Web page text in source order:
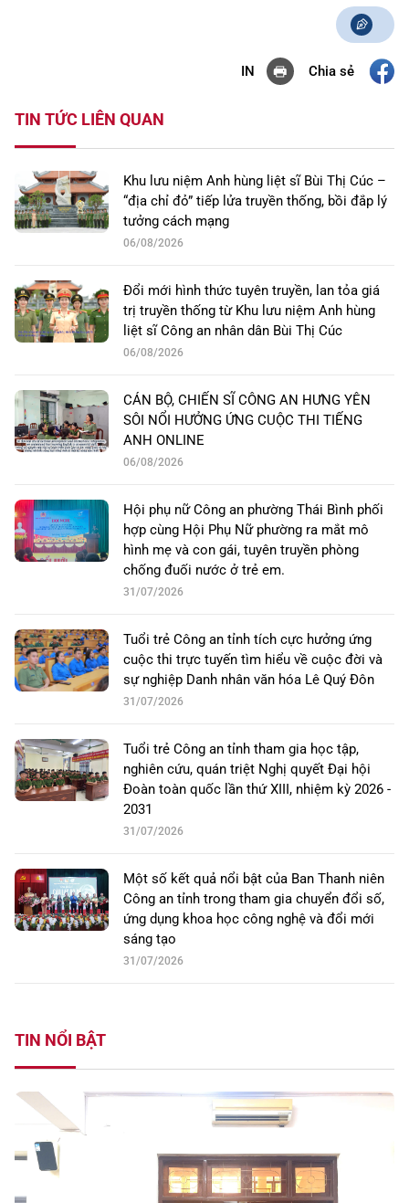
IN Chia sẻ
TIN TỨC LIÊN QUAN
Khu lưu niệm Anh hùng liệt sĩ Bùi Thị Cúc –
“địa chỉ đỏ” tiếp lửa truyền thống, bồi đắp lý
tưởng cách mạng
06/08/2026
Đổi mới hình thức tuyên truyền, lan tỏa giá
trị truyền thống từ Khu lưu niệm Anh hùng
liệt sĩ Công an nhân dân Bùi Thị Cúc
06/08/2026
CÁN BỘ, CHIẾN SĨ CÔNG AN HƯNG YÊN
SÔI NỔI HƯỞNG ỨNG CUỘC THI TIẾNG
ANH ONLINE
06/08/2026
Hội phụ nữ Công an phường Thái Bình phối
hợp cùng Hội Phụ Nữ phường ra mắt mô
hình mẹ và con gái, tuyên truyền phòng
chống đuối nước ở trẻ em.
31/07/2026
Tuổi trẻ Công an tỉnh tích cực hưởng ứng
cuộc thi trực tuyến tìm hiểu về cuộc đời và
sự nghiệp Danh nhân văn hóa Lê Quý Đôn
31/07/2026
Tuổi trẻ Công an tỉnh tham gia học tập,
nghiên cứu, quán triệt Nghị quyết Đại hội
Đoàn toàn quốc lần thứ XIII, nhiệm kỳ 2026 -
2031
31/07/2026
Một số kết quả nổi bật của Ban Thanh niên
Công an tỉnh trong tham gia chuyển đổi số,
ứng dụng khoa học công nghệ và đổi mới
sáng tạo
31/07/2026
TIN NỔI BẬT